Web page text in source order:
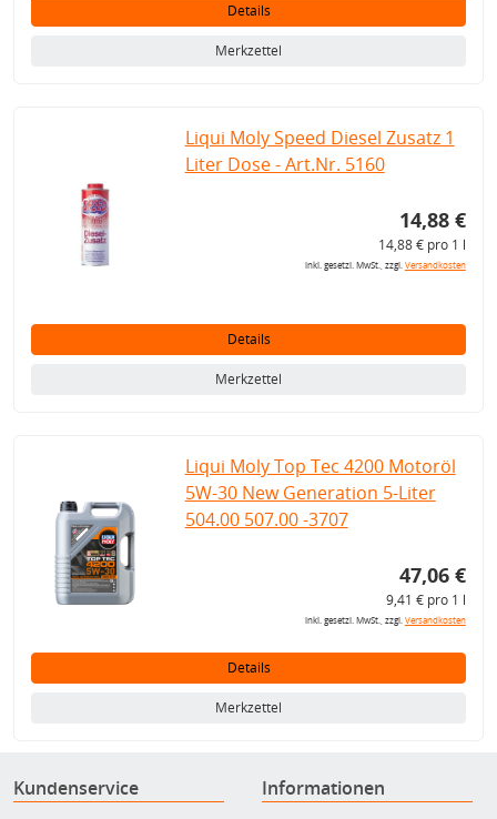
Details
Merkzettel
Liqui Moly Speed Diesel Zusatz 1
Liter Dose - Art.Nr. 5160
14,88 €
14,88 € pro 1 l
inkl. gesetzl. MwSt., zzgl.Versandkosten
Details
Merkzettel
Liqui Moly Top Tec 4200 Motoröl
5W-30 New Generation 5-Liter
504.00 507.00 -3707
47,06 €
9,41 € pro 1 l
inkl. gesetzl. MwSt., zzgl.Versandkosten
Details
Merkzettel
Kundenservice Informationen